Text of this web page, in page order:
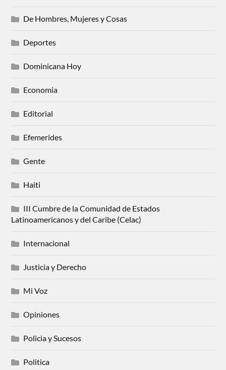
De Hombres, Mujeres y Cosas
Deportes
Dominicana Hoy
Economia
Editorial
Efemerides
Gente
Haiti
III Cumbre de la Comunidad de Estados
Latinoamericanos y del Caribe (Celac)
Internacional
Justicia y Derecho
Mi Voz
Opiniones
Policia y Sucesos
Politica